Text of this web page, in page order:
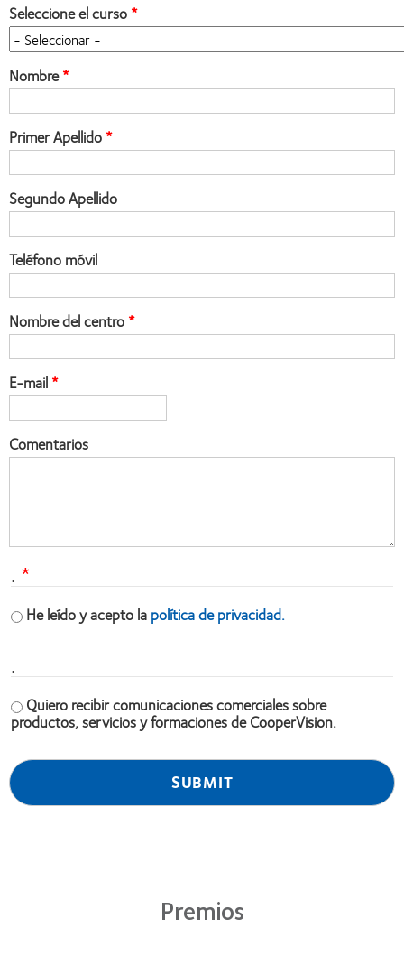
Seleccione el curso
Nombre
Primer Apellido
Segundo Apellido
Teléfono móvil
Nombre del centro
E-mail
Comentarios
.
He leído y acepto lapolítica de privacidad.
.
Quiero recibir comunicaciones comerciales sobre
productos, servicios y formaciones de CooperVision.
Premios